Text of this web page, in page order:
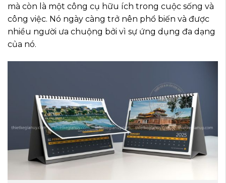
mà còn là một công cụ hữu ích trong cuộc sống và
công việc. Nó ngày càng trở nên phổ biến và được
nhiều người ưa chuộng bởi vì sự ứng dụng đa dạng
của nó.